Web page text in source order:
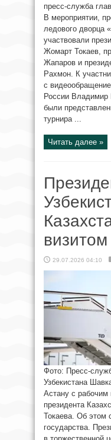
пресс-служба
В мероприятии,
ледового дворца
участвовали
Жомарт Токаев,
Жапаров и
Рахмон. К
с
России
были
турнира ...
Читать далее »
визитом
29.07.2026 04:10
Фото: Пресс-
Узбекистана
Астану с
президента
Токаева. Об этом
государства.